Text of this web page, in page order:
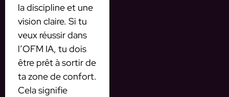
la discipline et une
vision claire. Si tu
veux réussir dans
l’OFM IA, tu dois
être prêt à sortir de
ta zone de confort.
Cela signifie